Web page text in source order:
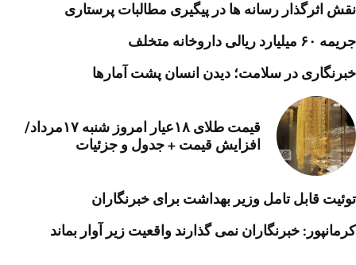
نقش اثرگذار رسانه ها در پیگیری مطالبات پرستاری
جریمه ۶۰ میلیارد ریالی داروخانه متخلف
خبرنگاری در سلامت؛ دیدن انسان پشت آمارها
قیمت طلای ۱۸عیار امروز شنبه ۱۷مرداد/
افزایش قیمت + جدول و جزئیات
توئیت قابل تامل وزیر بهداشت برای خبرنگاران
کرمانپور: خبرنگاران نمی گذارند واقعیت زیر آوار بماند